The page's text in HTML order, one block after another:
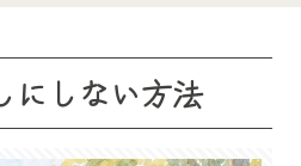
にしない方法